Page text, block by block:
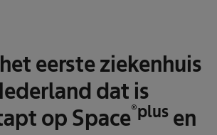
eerste ziekenhuis
dat is
op Space®plus en